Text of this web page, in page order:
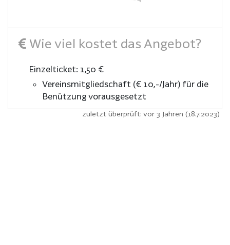
Wie viel kostet das Angebot?
Einzelticket: 1,50 €
Vereinsmitgliedschaft (€ 10,-/Jahr) für die
Benützung vorausgesetzt
zuletzt überprüft: vor 3 Jahren (18.7.2023)